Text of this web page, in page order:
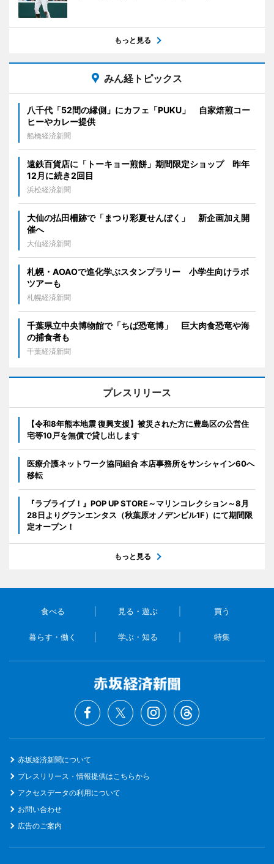
もっと見る
みん経トピックス
八千代「52間の縁側」にカフェ「PUKU」 自家焙煎コー
ヒーやカレー提供
船橋経済新聞
遠鉄百貨店に「トーキョー煎餅」期間限定ショップ 昨年
12月に続き2回目
浜松経済新聞
大仙の払田柵跡で「まつり彩夏せんぼく」 新企画加え開
催へ
大仙経済新聞
札幌・AOAOで進化学ぶスタンプラリー 小学生向けラボ
ツアーも
札幌経済新聞
千葉県立中央博物館で「ちば恐竜博」 巨大肉食恐竜や海
の捕食者も
千葉経済新聞
プレスリリース
【令和8年熊本地震 復興支援】被災された方に豊島区の公営住
宅等10戸を無償で貸し出します
医療介護ネットワーク協同組合 本店事務所をサンシャイン60へ
移転
『ラブライブ！』POP UP STORE～マリンコレクション～8月
28日よりグランエンタス（秋葉原オノデンビル1F）にて期間限
定オープン！
もっと見る
食べる 見る・遊ぶ 買う
暮らす・働く 学ぶ・知る 特集
赤坂経済新聞について
プレスリリース・情報提供はこちらから
アクセスデータの利用について
お問い合わせ
広告のご案内